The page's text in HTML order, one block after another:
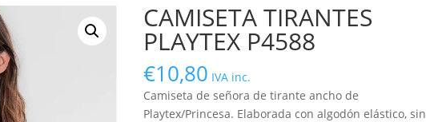
CAMISETA TIRANTES
PLAYTEX P4588
€10,80 IVA inc.
Camiseta de señora de tirante ancho de
Playtex/Princesa. Elaborada con algodón elástico, sin